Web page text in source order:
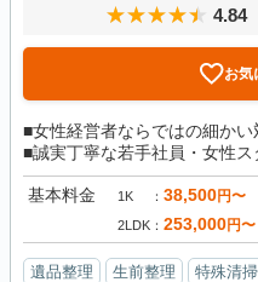
4.84
お気
■女性経営者ならではの細かい
■誠実丁寧な若手社員・女性ス
基本料金 1K 38,500円〜
2LDK 253,000円〜
遺品整理 生前整理 特殊清掃